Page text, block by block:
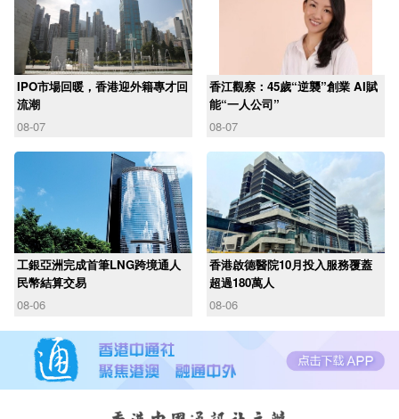
IPO市場回暖，香港迎外籍專才回
流潮
08-07
香江觀察：45歲“逆襲”創業 AI賦
能“一人公司”
08-07
工銀亞洲完成首筆LNG跨境通人
民幣結算交易
08-06
香港啟德醫院10月投入服務覆蓋
超過180萬人
08-06